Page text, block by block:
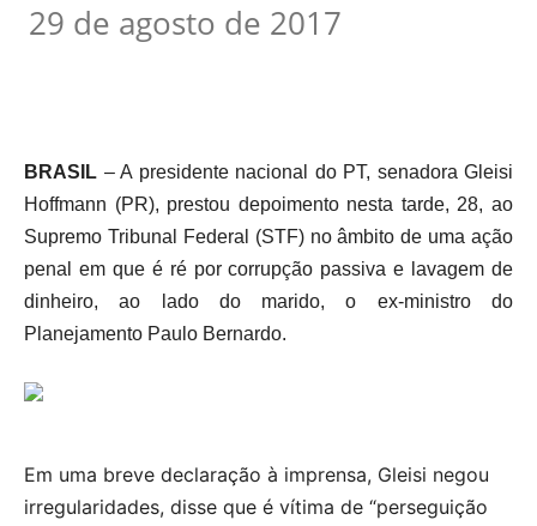
29 de agosto de 2017
BRASIL – A presidente nacional do PT, senadora Gleisi
Hoffmann (PR), prestou depoimento nesta tarde, 28, ao
Supremo Tribunal Federal (STF) no âmbito de uma ação
penal em que é ré por corrupção passiva e lavagem de
dinheiro, ao lado do marido, o ex-ministro do
Planejamento Paulo Bernardo.
Em uma breve declaração à imprensa, Gleisi negou
irregularidades, disse que é vítima de “perseguição